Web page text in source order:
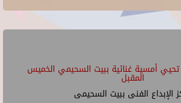
تحيي أمسية غنائية ببيت السحيمي الخميس
المقبل
الإبداع الفنى ببيت السحيمى